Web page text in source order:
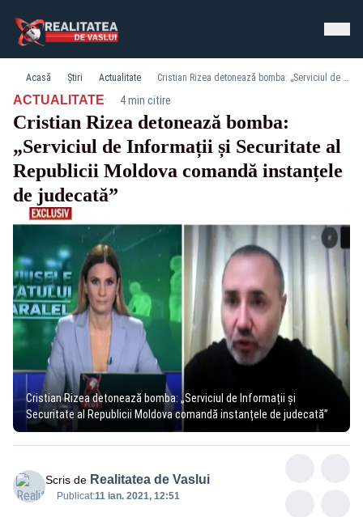
Acasă Știri Actualitate Cristian Rizea detonează bomba: „Serviciul de Informații și Securitate al Republicii Moldova comandă instanțele de judecată”
ACTUALITATE· 4 min citire
Cristian Rizea detonează bomba:
„Serviciul de Informații și Securitate al
Republicii Moldova comandă instanțele
de judecată”
Cristian Rizea detonează bomba: „Serviciul de Informații și
Securitate al Republicii Moldova comandă instanțele de judecată”
Scris de Realitatea de Vaslui
Publicat:11 ian. 2021, 12:51